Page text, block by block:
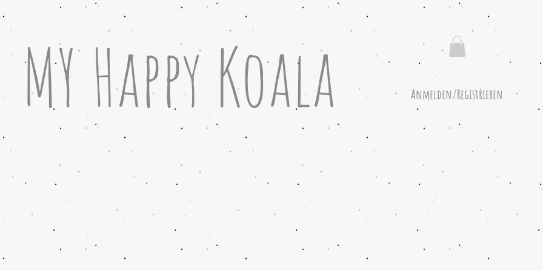
MY Happy Koala Anmelden/Registrieren